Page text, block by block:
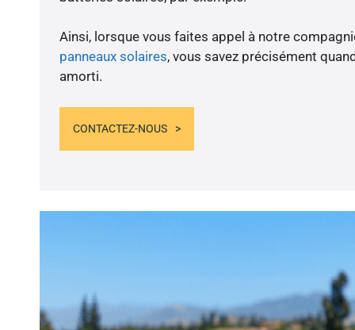
Ainsi, lorsque vous faites appel à notre
panneaux solaires, vous savez précisément
amorti.
CONTACTEZ-NOUS